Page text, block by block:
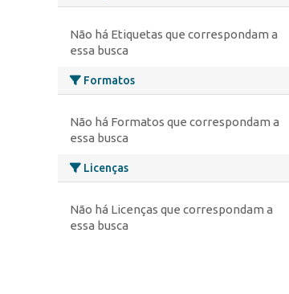
Não há Etiquetas que correspondam a
essa busca
Formatos
Não há Formatos que correspondam a
essa busca
Licenças
Não há Licenças que correspondam a
essa busca